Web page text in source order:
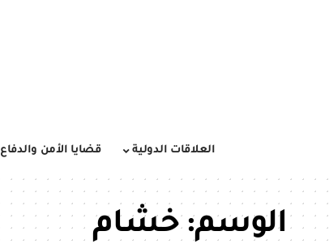
العلاقات الدولية قضايا الأمن والدفاع
الوسم:خشام